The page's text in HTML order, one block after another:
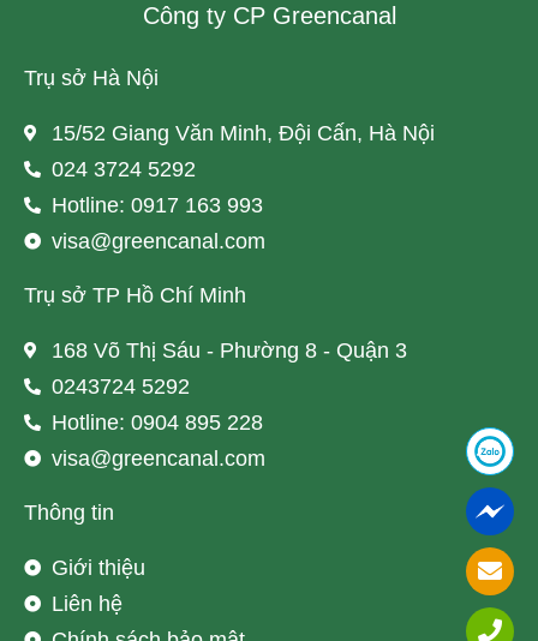
Công ty CP Greencanal
Trụ sở Hà Nội
15/52 Giang Văn Minh, Đội Cấn, Hà Nội
024 3724 5292
Hotline: 0917 163 993
visa@greencanal.com
Trụ sở TP Hồ Chí Minh
168 Võ Thị Sáu - Phường 8 - Quận 3
0243724 5292
Hotline: 0904 895 228
visa@greencanal.com
Thông tin
Giới thiệu
Liên hệ